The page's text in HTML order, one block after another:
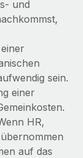
und
sein.
einer
HR,
auf das